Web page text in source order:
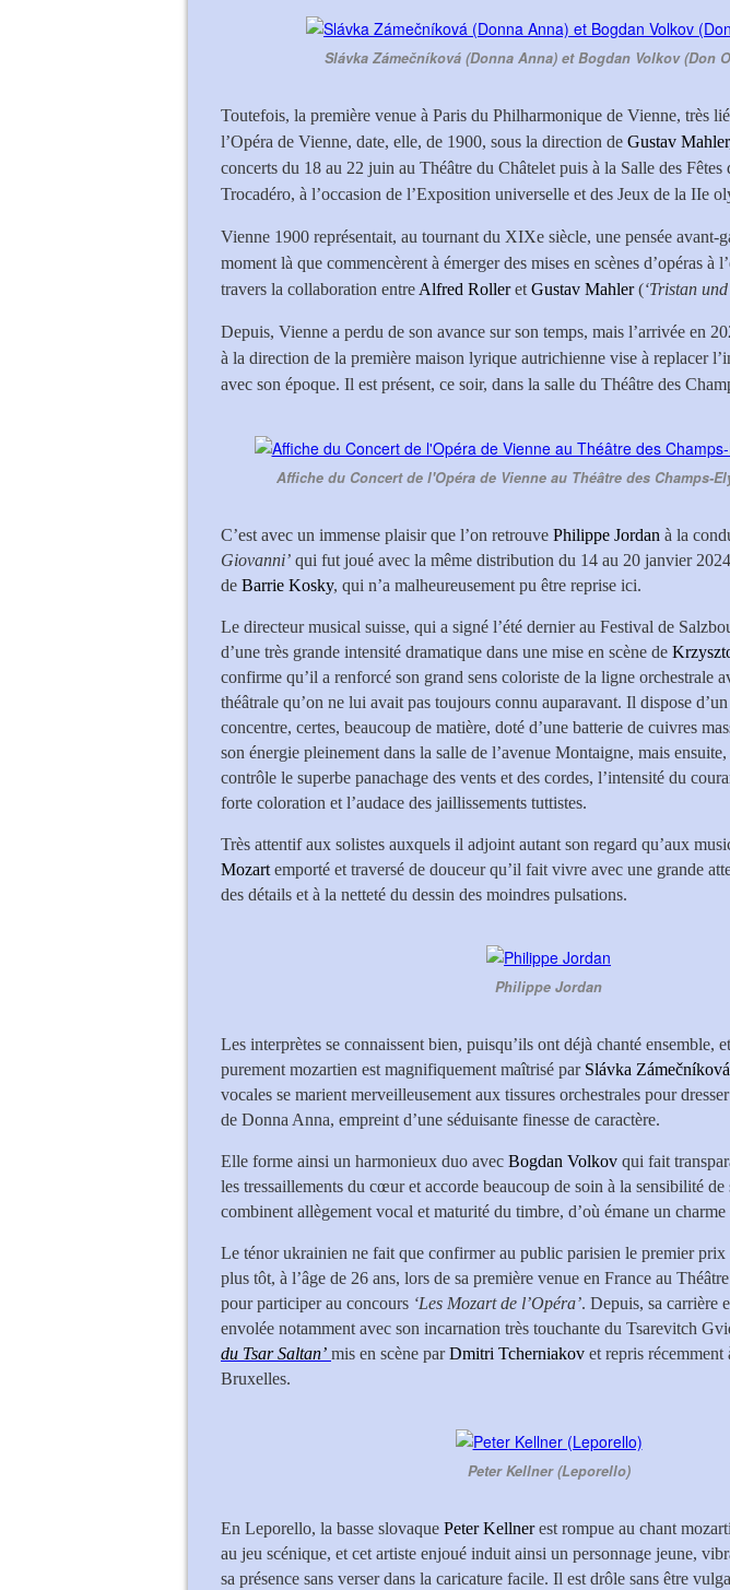
Slávka Zámečníková (Donna Anna) et Bogdan Volkov (Don
Toutefois, la première venue à Paris du Philharmonique de Vienne, très
l’Opéra de Vienne, date, elle, de 1900, sous la direction de Gustav Mahler
concerts du 18 au 22 juin au Théâtre du Châtelet puis à la Salle des Fêtes
Trocadéro, à l’occasion de l’Exposition universelle et des Jeux de la IIe
Vienne 1900 représentait, au tournant du XIXe siècle, une pensée avant-
moment là que commencèrent à émerger des mises en scènes d’opéras à
travers la collaboration entre Alfred Rolleret Gustav Mahler(‘Tristan
Depuis, Vienne a perdu de son avance sur son temps, mais l’arrivée en
à la direction de la première maison lyrique autrichienne vise à replacer
avec son époque. Il est présent, ce soir, dans la salle du Théâtre des
Affiche du Concert de l'Opéra de Vienne au Théâtre des Champs-
C’est avec un immense plaisir que l’on retrouve Philippe Jordan à la
Giovanni’ qui fut joué avec la même distribution du 14 au 20 janvier
de Barrie Kosky, qui n’a malheureusement pu être reprise ici.
Le directeur musical suisse, qui a signé l’été dernier au Festival de
d’une très grande intensité dramatique dans une mise en scène de
confirme qu’il a renforcé son grand sens coloriste de la ligne orchestrale
théâtrale qu’on ne lui avait pas toujours connu auparavant. Il dispose
concentre, certes, beaucoup de matière, doté d’une batterie de cuivres
son énergie pleinement dans la salle de l’avenue Montaigne, mais ensuite,
contrôle le superbe panachage des vents et des cordes, l’intensité du
forte coloration et l’audace des jaillissements tuttistes.
Très attentif aux solistes auxquels il adjoint autant son regard qu’aux
Mozart emporté et traversé de douceur qu’il fait vivre avec une grande
des détails et à la netteté du dessin des moindres pulsations.
Philippe Jordan
Les interprètes se connaissent bien, puisqu’ils ont déjà chanté ensemble,
purement mozartien est magnifiquement maîtrisé par Slávka Zámečníková
vocales se marient merveilleusement aux tissures orchestrales pour
de Donna Anna, empreint d’une séduisante finesse de caractère.
Elle forme ainsi un harmonieux duo avec Bogdan Volkov qui fait
les tressaillements du cœur et accorde beaucoup de soin à la sensibilité de
combinent allègement vocal et maturité du timbre, d’où émane un charme
Le ténor ukrainien ne fait que confirmer au public parisien le premier prix
plus tôt, à l’âge de 26 ans, lors de sa première venue en France au
pour participer au concours ‘Les Mozart de l’Opéra’. Depuis, sa carrière
envolée notamment avec son incarnation très touchante du Tsarevitch
du Tsar Saltan’ mis en scène parDmitri Tcherniakov et repris
Bruxelles.
Peter Kellner (Leporello)
En Leporello, la basse slovaque Peter Kellnerest rompue au chant
au jeu scénique, et cet artiste enjoué induit ainsi un personnage jeune,
sa présence sans verser dans la caricature facile. Il est drôle sans être